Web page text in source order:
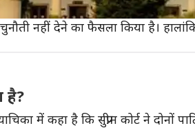
के लिए सुन्नी वक्फ बोर्ड को पांच एकड़
नहीं देने का फैसला किया है।
है?
में कहा है कि सुप्रीम कोर्ट ने